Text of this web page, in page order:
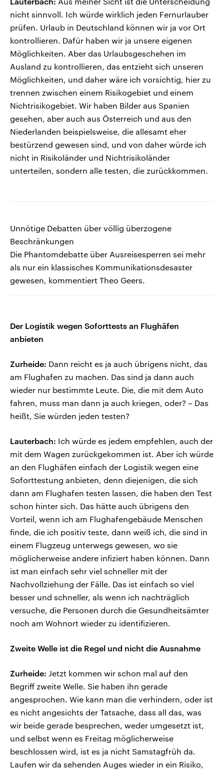
nicht sinnvoll. Ich würde wirklich jeden Fernurlauber
prüfen. Urlaub in Deutschland können wir ja vor Ort
kontrollieren. Dafür haben wir ja unsere eigenen
Möglichkeiten. Aber das Urlaubsgeschehen im
Ausland zu kontrollieren, das entzieht sich unseren
Möglichkeiten, und daher wäre ich vorsichtig, hier zu
trennen zwischen einem Risikogebiet und einem
Nichtrisikogebiet. Wir haben Bilder aus Spanien
gesehen, aber auch aus Österreich und aus den
Niederlanden beispielsweise, die allesamt eher
bestürzend gewesen sind, und von daher würde ich
nicht in Risikoländer und Nichtrisikoländer
unterteilen, sondern alle testen, die zurückkommen.
Unnötige Debatten über völlig überzogene
Beschränkungen
Die Phantomdebatte über Ausreisesperren sei mehr
als nur ein klassisches Kommunikationsdesaster
gewesen, kommentiert Theo Geers.
Der Logistik wegen Soforttests an Flughäfen
anbieten
Zurheide: Dann reicht es ja auch übrigens nicht, das
am Flughafen zu machen. Das sind ja dann auch
wieder nur bestimmte Leute. Die, die mit dem Auto
fahren, muss man dann ja auch kriegen, oder? – Das
heißt, Sie würden jeden testen?
Lauterbach: Ich würde es jedem empfehlen, auch der
mit dem Wagen zurückgekommen ist. Aber ich würde
an den Flughäfen einfach der Logistik wegen eine
Soforttestung anbieten, denn diejenigen, die sich
dann am Flughafen testen lassen, die haben den Test
schon hinter sich. Das hätte auch übrigens den
Vorteil, wenn ich am Flughafengebäude Menschen
finde, die ich positiv teste, dann weiß ich, die sind in
einem Flugzeug unterwegs gewesen, wo sie
möglicherweise andere infiziert haben können. Dann
ist man einfach sehr viel schneller mit der
Nachvollziehung der Fälle. Das ist einfach so viel
besser und schneller, als wenn ich nachträglich
versuche, die Personen durch die Gesundheitsämter
noch am Wohnort wieder zu identifizieren.
Zweite Welle ist die Regel und nicht die Ausnahme
Zurheide: Jetzt kommen wir schon mal auf den
Begriff zweite Welle. Sie haben ihn gerade
angesprochen. Wie kann man die verhindern, oder ist
es nicht angesichts der Tatsache, dass all das, was
wir beide gerade besprechen, weder umgesetzt ist,
und selbst wenn es Freitag möglicherweise
beschlossen wird, ist es ja nicht Samstagfrüh da.
Laufen wir da sehenden Auges wieder in ein Risiko,